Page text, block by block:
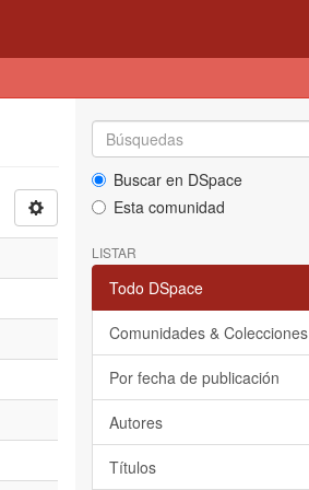
Buscar en DSpace
Esta comunidad
LISTAR
Todo DSpace
Comunidades & Colecciones
Por fecha de publicación
Autores
Títulos